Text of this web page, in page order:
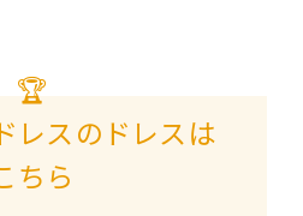
🏆
レスのドレスは
ちら